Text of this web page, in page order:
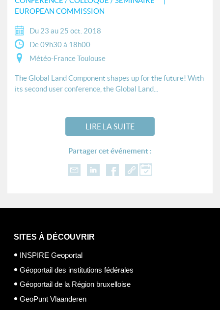
EUROPEAN COMMISSION
Du 23 au 25 oct. 2018
De 09h30 à 18h00
Météo-France Toulouse
The Global Land Component shapes up for the future! With
its second user conference, the Global Land...
LIRE LA SUITE
Partager cet événement :
SITES À DÉCOUVRIR
INSPIRE Geoportal
Géoportail des institutions fédérales
Géoportail de la Région bruxelloise
GeoPunt Vlaanderen